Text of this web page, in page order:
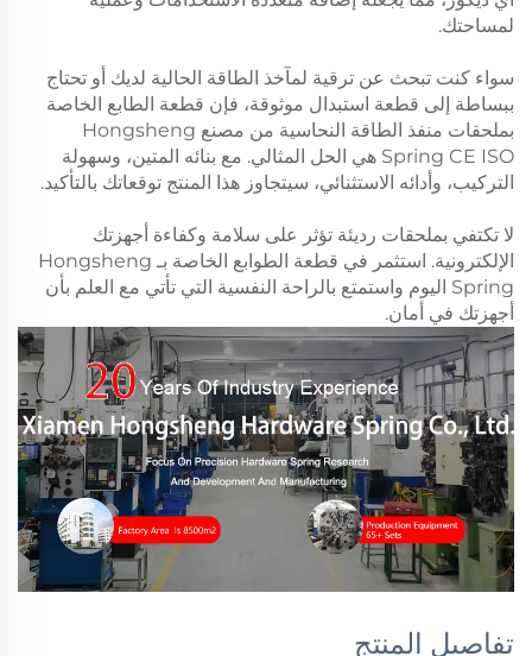
لمساحتك.
سواء كنت تبحث عن ترقية لمآخذ الطاقة الحالية لديك أو تحتاج
ببساطة إلى قطعة استبدال موثوقة، فإن قطعة الطابع الخاصة
بملحقات منفذ الطاقة النحاسية من مصنع Hongsheng
Spring CE ISO هي الحل المثالي. مع بنائه المتين، وسهولة
التركيب، وأدائه الاستثنائي، سيتجاوز هذا المنتج توقعاتك بالتأكيد.
لا تكتفي بملحقات رديئة تؤثر على سلامة وكفاءة أجهزتك
الإلكترونية. استثمر في قطعة الطوابع الخاصة بـ Hongsheng
Spring اليوم واستمتع بالراحة النفسية التي تأتي مع العلم بأن
أجهزتك في أمان.
تفاصيل المنتج